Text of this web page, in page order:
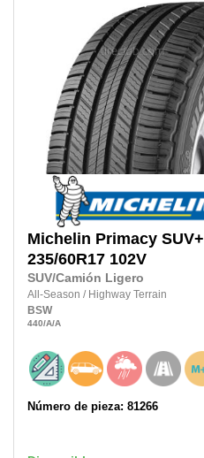
Michelin Primacy SUV+
235/60R17 102V
SUV/Camión Ligero
All-Season / Highway Terrain
BSW
440/A/A
Número de pieza: 81266